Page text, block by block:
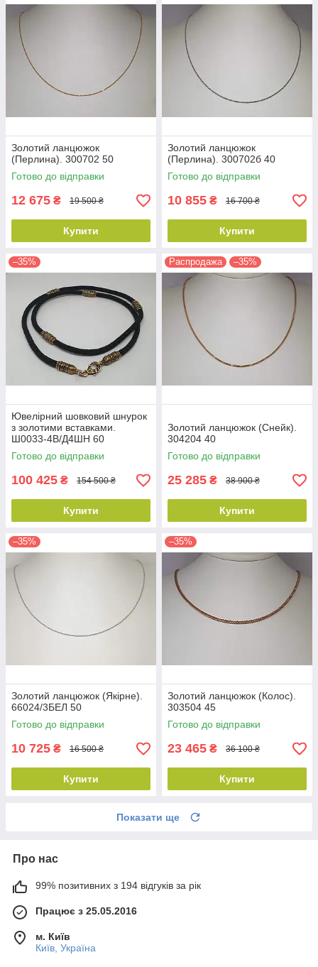
Золотий ланцюжок
(Перлина). 300702 50
Готово до відправки
12 675 ₴ 19 500 ₴
Купити
Золотий ланцюжок
(Перлина). 300702б 40
Готово до відправки
10 855 ₴ 16 700 ₴
Купити
–35%
Ювелірний шовковий шнурок
з золотими вставками.
Ш0033-4В/Д4ШН 60
Готово до відправки
100 425 ₴ 154 500 ₴
Купити
Распродажа –35%
Золотий ланцюжок (Снейк).
304204 40
Готово до відправки
25 285 ₴ 38 900 ₴
Купити
–35%
Золотий ланцюжок (Якірне).
66024/3БЕЛ 50
Готово до відправки
10 725 ₴ 16 500 ₴
Купити
–35%
Золотий ланцюжок (Колос).
303504 45
Готово до відправки
23 465 ₴ 36 100 ₴
Купити
Показати ще
Про нас
99% позитивних з 194 відгуків за рік
Працює з 25.05.2016
м. Київ
Київ, Україна